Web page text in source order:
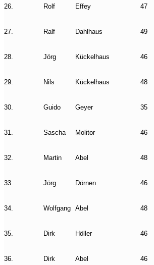
26. Rolf Effey 47
27. Ralf Dahlhaus 49
28. Jörg Kückelhaus 46
29. Nils Kückelhaus 48
30. Guido Geyer 35
31. Sascha Molitor 46
32. Martin Abel 48
33. Jörg Dörnen 46
34. Wolfgang Abel 48
35. Dirk Höller 46
36. Dirk Abel 46